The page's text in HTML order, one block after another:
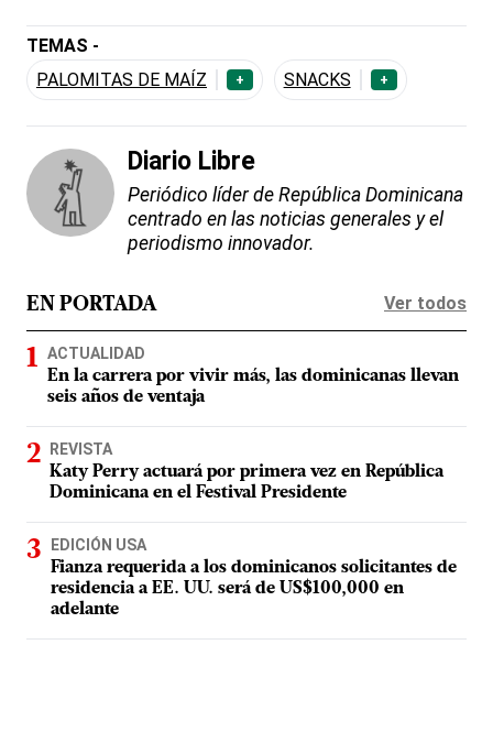
TEMAS -
PALOMITAS DE MAÍZ
+ SNACKS +
Diario Libre
Periódico líder de República Dominicana
centrado en las noticias generales y el
periodismo innovador.
EN PORTADA Ver todos
ACTUALIDAD
En la carrera por vivir más, las dominicanas llevan
seis años de ventaja
REVISTA
Katy Perry actuará por primera vez en República
Dominicana en el Festival Presidente
EDICIÓN USA
Fianza requerida a los dominicanos solicitantes de
residencia a EE. UU. será de US$100,000 en
adelante